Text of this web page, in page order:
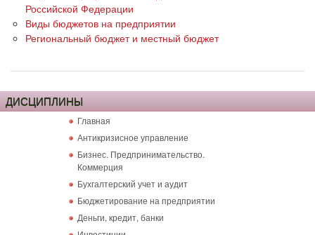
Российской Федерации
Виды бюджетов на предприятии
Региональный бюджет и местный бюджет
ДИСЦИПЛИНЫ
Главная
Антикризисное управление
Бизнес. Предпринимательство.
Коммерция
Бухгалтерский учет и аудит
Бюджетирование на предприятии
Деньги, кредит, банки